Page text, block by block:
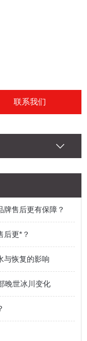
联系我们
牌售后更有保障？
后更*？
与恢复的影响
晚世冰川变化